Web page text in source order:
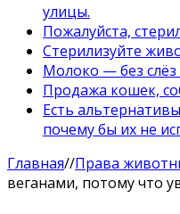
улицы.
Пожалуйста,
Стерилизуйте
Молоко — без
Продажа кошек,
Есть
почему бы их не
Главная//Права
веганами, потому что